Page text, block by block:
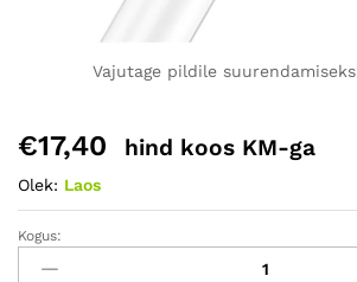
Vajutage pildile suurendamiseks
€17,40 hind koos KM-ga
Olek: Laos
LEDVANCE
Kogus: